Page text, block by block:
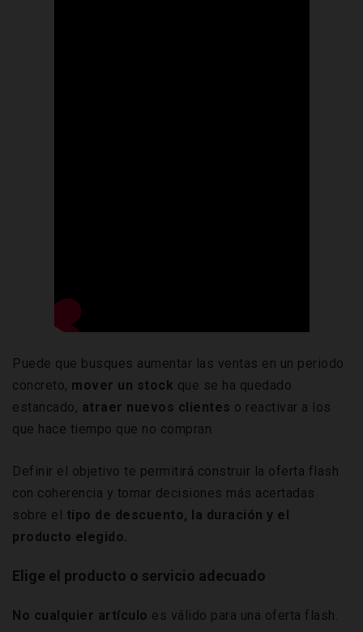
Puede que busques aumentar las ventas en un periodo
concreto, mover un stock que se ha quedado
estancado, atraer nuevos clientes o reactivar a los
que hace tiempo que no compran.
Definir el objetivo te permitirá construir la oferta flash
con coherencia y tomar decisiones más acertadas
sobre el
tipo de descuento, la duración y el
producto elegido.
Elige el producto o servicio adecuado
No cualquier artículo es válido para una oferta flash.